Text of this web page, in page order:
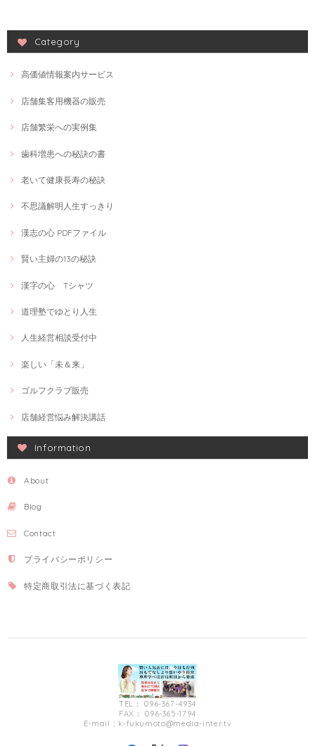
Category
高価値情報案内サービス
店舗集客用機器の販売
店舗繁栄への実例集
歯科増患への秘訣の書
老いて健康長寿の秘訣
不思議解明人生すっきり
漢志の心 PDFファイル
賢い主婦の13の秘訣
漢字の心 Tシャツ
道理塾でゆとり人生
人生経営相談受付中
楽しい「未＆来」
ゴルフクラブ販売
店舗経営悩み解決講話
Information
About
Blog
Contact
プライバシーポリシー
特定商取引法に基づく表記
TEL： 096-367-4934
FAX： 096-365-1794
E-mail： k-fukumoto@media-inter.tv